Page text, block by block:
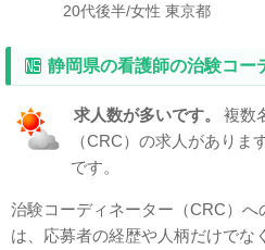
20代後半/女性 東京都
静岡県の看護師の治験コー
求人数が多いです。
複数
（CRC）の求人がありま
です。
治験コーディネーター（CRC）へ
は、応募者の経歴や人柄だけでな